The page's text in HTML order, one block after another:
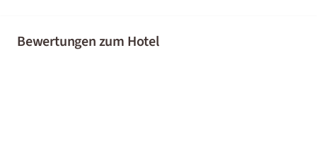
Bewertungen zum Hotel